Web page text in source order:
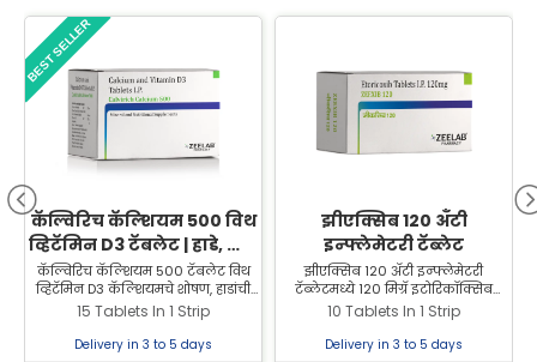
कॅल्विरिच कॅल्शियम 500 विथ
व्हिटॅमिन D3 टॅबलेट | हाडे, सांधे
आणि स्नायूंची काळजी
कॅल्विरिच कॅल्शियम 500 टॅबलेट विथ
व्हिटॅमिन D3 कॅल्शियमचे शोषण, हाडांची
मजबुती आणि दातांचे आरोग्य यांना मदत
करते. दररोजच्या कॅल्शियमच्या
गरजांसाठी योग्य. झीलॅब फार्मसीमध्ये
15 Tablets In 1 Strip
Delivery in 3 to 5 days
BEST SELLER
झीएक्सिब 120 अँटी
इन्फ्लेमेटरी टॅब्लेट
झीएक्सिब 120 अँटी इन्फ्लेमेटरी
टॅब्लेटमध्ये 120 मिग्रॅ इटोरिकॉक्सिब
असते, जे वेदना कमी करणारे औषध आहे.
इटोरिकॉक्सिब 120 टॅब्लेट झीलॅब
फार्मसीमधून सर्वोत्तम किमतीत खरेदी
10 Tablets In 1 Strip
Delivery in 3 to 5 days